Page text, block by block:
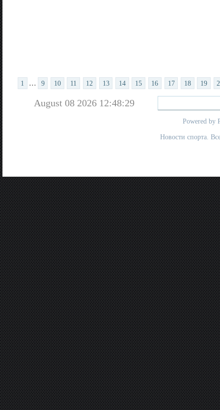
1 ... 9 10 11 12 13 14 15 16 17 18 19
August 08 2026 12:48:29
Powered by
Новости спорта.